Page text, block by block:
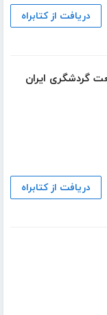
دریافت از کتابراه
گردشگری ایران
دریافت از کتابراه